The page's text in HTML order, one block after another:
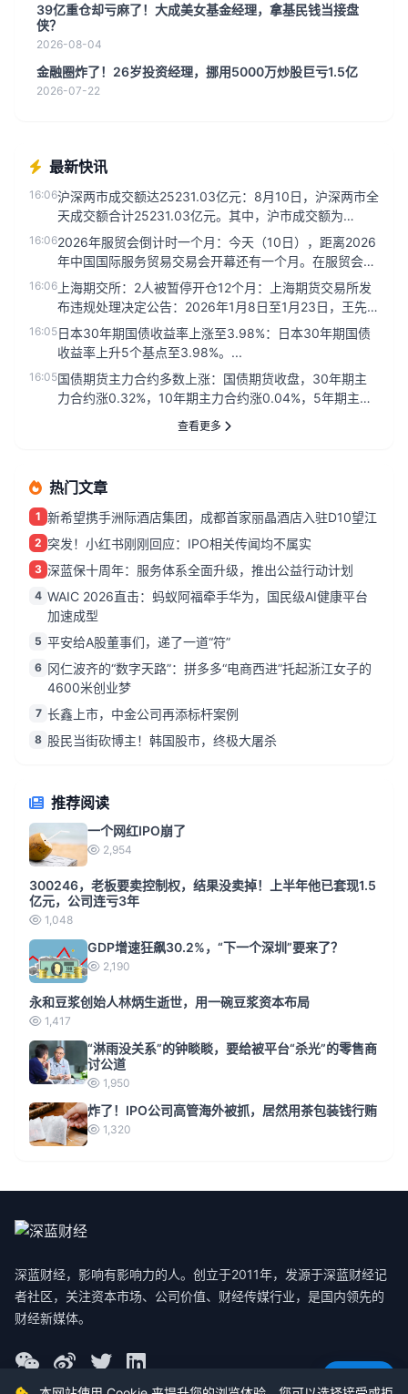
39亿重仓却亏麻了！大成美女基金经理，拿基民钱当接盘
侠？
2026-08-04
金融圈炸了！26岁投资经理，挪用5000万炒股巨亏1.5亿
2026-07-22
最新快讯
16:06沪深两市成交额达25231.03亿元：8月10日，沪深两市全
天成交额合计25231.03亿元。其中，沪市成交额为
1166...
16:062026年服贸会倒计时一个月：今天（10日），距离2026
年中国国际服务贸易交易会开幕还有一个月。在服贸会永
久会址首钢园...
16:06 上海期交所：2人被暂停开仓12个月：上海期货交易所发
布违规处理决定公告：2026年1月8日至1月23日，王先
跃、谢远超分...
16:05日本30年期国债收益率上涨至3.98%：日本30年期国债
收益率上升5个基点至3.98%。...
16:05国债期货主力合约多数上涨：国债期货收盘，30年期主
力合约涨0.32%，10年期主力合约涨0.04%，5年期主力
查看更多
热门文章
1 新希望携手洲际酒店集团，成都首家丽晶酒店入驻D10望江
2 突发！小红书刚刚回应：IPO相关传闻均不属实
3 深蓝保十周年：服务体系全面升级，推出公益行动计划
4 WAIC 2026直击：蚂蚁阿福牵手华为，国民级AI健康平台
加速成型
5 平安给A股董事们，递了一道“符”
6 冈仁波齐的“数字天路”：拼多多“电商西进”托起浙江女子的
4600米创业梦
7 长鑫上市，中金公司再添标杆案例
8 股民当街砍博主！韩国股市，终极大屠杀
推荐阅读
一个网红IPO崩了
2,954
300246，老板要卖控制权，结果没卖掉！上半年他已套现1.5
亿元，公司连亏3年
1,048
GDP增速狂飙30.2%，“下一个深圳”要来了？
2,190
永和豆浆创始人林炳生逝世，用一碗豆浆资本布局
1,417
“淋雨没关系”的钟睒睒，要给被平台“杀光”的零售商
讨公道
1,950
炸了！IPO公司高管海外被抓，居然用茶包装钱行贿
1,320
深蓝财经，影响有影响力的人。创立于2011年，发源于深蓝财经记
者社区，关注资本市场、公司价值、财经传媒行业，是国内领先的
财经新媒体。